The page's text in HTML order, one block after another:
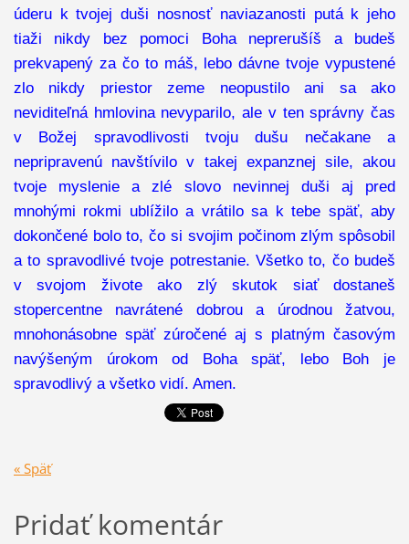
úderu k tvojej duši nosnosť naviazanosti putá k jeho
tiaži nikdy bez pomoci Boha neprerušíš a budeš
prekvapený za čo to máš, lebo dávne tvoje vypustené
zlo nikdy priestor zeme neopustilo ani sa ako
neviditeľná hmlovina nevyparilo, ale v ten správny čas
v Božej spravodlivosti tvoju dušu nečakane a
nepripravenú navštívilo v takej expanznej sile, akou
tvoje myslenie a zlé slovo nevinnej duši aj pred
mnohými rokmi ublížilo a vrátilo sa k tebe späť, aby
dokončené bolo to, čo si svojim počinom zlým spôsobil
a to spravodlivé tvoje potrestanie. Všetko to, čo budeš
v svojom živote ako zlý skutok siať dostaneš
stopercentne navrátené dobrou a úrodnou žatvou,
mnohonásobne späť zúročené aj s platným časovým
navýšeným úrokom od Boha späť, lebo Boh je
spravodlivý a všetko vidí. Amen.
« Späť
Pridať komentár